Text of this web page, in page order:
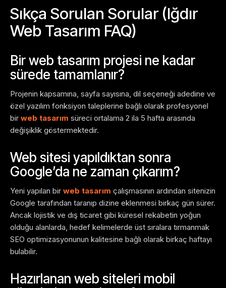
Sıkça Sorulan Sorular (Iğdır
Web Tasarım FAQ)
Bir web tasarım projesi ne kadar
sürede tamamlanır?
Projenin kapsamına, sayfa sayısına, dil seçeneği adedine ve
özel yazılım fonksiyon taleplerine bağlı olarak profesyonel
bir web tasarım süreci ortalama 2 ila 5 hafta arasında
değişiklik göstermektedir.
Web sitesi yapıldıktan sonra
Google’da ne zaman çıkarım?
Yeni yapılan bir web tasarım çalışmasının ardından sitenizin
Google tarafından taranıp dizine eklenmesi birkaç gün sürer.
Ancak lojistik ve dış ticaret gibi küresel rekabetin yoğun
olduğu alanlarda, hedef kelimelerde üst sıralara tırmanmak
SEO optimizasyonunun kalitesine bağlı olarak birkaç haftayı
bulabilir.
Hazırlanan web siteleri mobil